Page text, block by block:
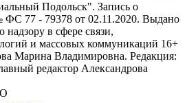
Подольск". Запись о
77 - 79378 от 02.11.2020. Выдано
в сфере связи,
и массовых коммуникаций 16+
Марина Владимировна. Редакция:
редактор Александрова